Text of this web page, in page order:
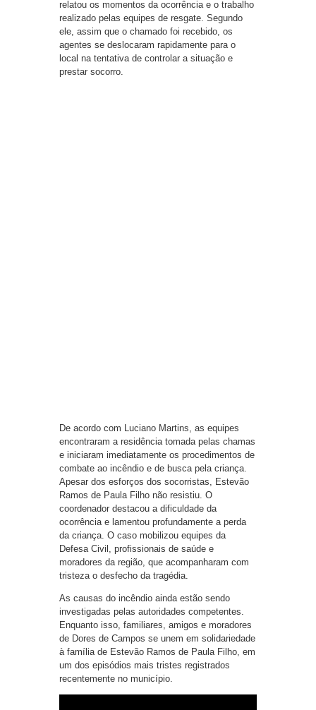
relatou os momentos da ocorrência e o trabalho
realizado pelas equipes de resgate. Segundo
ele, assim que o chamado foi recebido, os
agentes se deslocaram rapidamente para o
local na tentativa de controlar a situação e
prestar socorro.
De acordo com Luciano Martins, as equipes
encontraram a residência tomada pelas chamas
e iniciaram imediatamente os procedimentos de
combate ao incêndio e de busca pela criança.
Apesar dos esforços dos socorristas, Estevão
Ramos de Paula Filho não resistiu. O
coordenador destacou a dificuldade da
ocorrência e lamentou profundamente a perda
da criança. O caso mobilizou equipes da
Defesa Civil, profissionais de saúde e
moradores da região, que acompanharam com
tristeza o desfecho da tragédia.
As causas do incêndio ainda estão sendo
investigadas pelas autoridades competentes.
Enquanto isso, familiares, amigos e moradores
de Dores de Campos se unem em solidariedade
à família de Estevão Ramos de Paula Filho, em
um dos episódios mais tristes registrados
recentemente no município.